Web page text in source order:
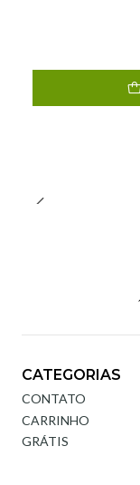
CATEGORIAS
CONTATO
CARRINHO
GRÁTIS